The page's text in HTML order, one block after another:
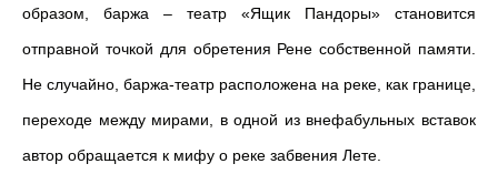
образом, баржа – театр «Ящик Пандоры» становится
отправной точкой для обретения Рене собственной памяти.
Не случайно, баржа-театр расположена на реке, как границе,
переходе между мирами, в одной из внефабульных вставок
автор обращается к мифу о реке забвения Лете.